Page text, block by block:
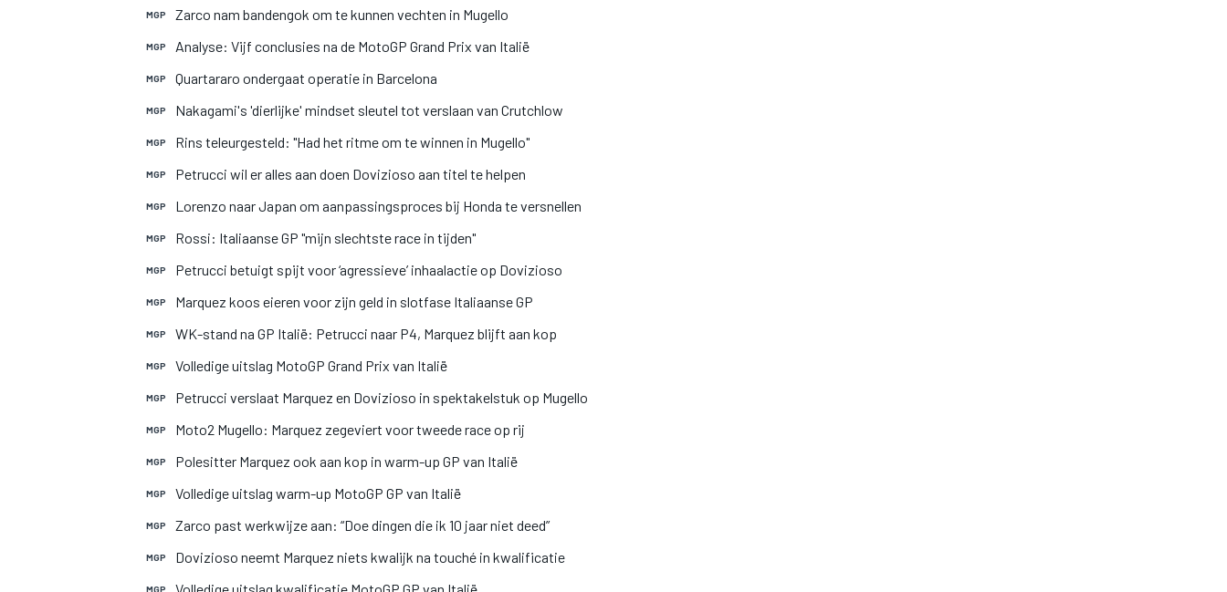
MGP Zarco nam bandengok om te kunnen vechten in Mugello
MGP Analyse: Vijf conclusies na de MotoGP Grand Prix van Italië
MGP Quartararo ondergaat operatie in Barcelona
MGP Nakagami's 'dierlijke' mindset sleutel tot verslaan van Crutchlow
MGP Rins teleurgesteld: "Had het ritme om te winnen in Mugello"
MGP Petrucci wil er alles aan doen Dovizioso aan titel te helpen
MGP Lorenzo naar Japan om aanpassingsproces bij Honda te versnellen
MGP Rossi: Italiaanse GP "mijn slechtste race in tijden"
MGP Petrucci betuigt spijt voor ‘agressieve’ inhaalactie op Dovizioso
MGP Marquez koos eieren voor zijn geld in slotfase Italiaanse GP
MGP WK-stand na GP Italië: Petrucci naar P4, Marquez blijft aan kop
MGP Volledige uitslag MotoGP Grand Prix van Italië
MGP Petrucci verslaat Marquez en Dovizioso in spektakelstuk op Mugello
MGP Moto2 Mugello: Marquez zegeviert voor tweede race op rij
MGP Polesitter Marquez ook aan kop in warm-up GP van Italië
MGP Volledige uitslag warm-up MotoGP GP van Italië
MGP Zarco past werkwijze aan: “Doe dingen die ik 10 jaar niet deed”
MGP Dovizioso neemt Marquez niets kwalijk na touché in kwalificatie
MGP